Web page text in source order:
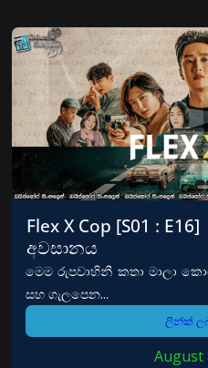
Flex X Cop [S01 :
අවසානය
මෙම රුපවාහිනී කතා මාලා
සහ ගැලපෙන...
ලින්ක්
August